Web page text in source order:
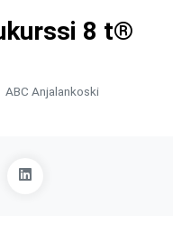
8 t®
ABC Anjalankoski